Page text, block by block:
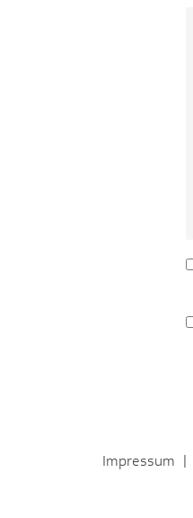
Impressum |